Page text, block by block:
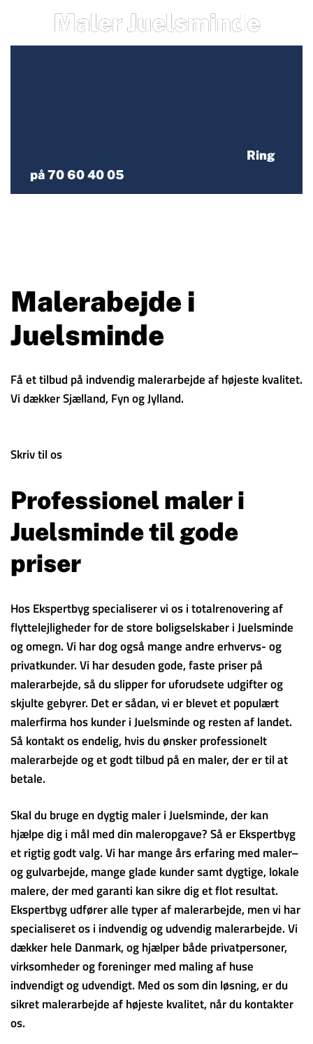
Maler Juelsminde
Ring
på 70 60 40 05
Malerabejde i
Juelsminde
Få et tilbud på indvendig malerarbejde af højeste kvalitet.
Vi dækker Sjælland, Fyn og Jylland.
Skriv til os
Professionel maler i
Juelsminde til gode
priser
Hos Ekspertbyg specialiserer vi os i totalrenovering af
flyttelejligheder for de store boligselskaber i Juelsminde
og omegn. Vi har dog også mange andre erhvervs- og
privatkunder. Vi har desuden gode, faste priser på
malerarbejde, så du slipper for uforudsete udgifter og
skjulte gebyrer. Det er sådan, vi er blevet et populært
malerfirma hos kunder i Juelsminde og resten af landet.
Så kontakt os endelig, hvis du ønsker professionelt
malerarbejde og et godt tilbud på en maler, der er til at
betale.
Skal du bruge en dygtig maler i Juelsminde, der kan
hjælpe dig i mål med din maleropgave? Så er Ekspertbyg
et rigtig godt valg. Vi har mange års erfaring med maler–
og gulvarbejde, mange glade kunder samt dygtige, lokale
malere, der med garanti kan sikre dig et flot resultat.
Ekspertbyg udfører alle typer af malerarbejde, men vi har
specialiseret os i indvendig og udvendig malerarbejde. Vi
dækker hele Danmark, og hjælper både privatpersoner,
virksomheder og foreninger med maling af huse
indvendigt og udvendigt. Med os som din løsning, er du
sikret malerarbejde af højeste kvalitet, når du kontakter
os.